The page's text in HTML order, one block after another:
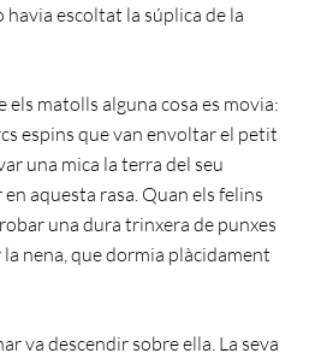
escoltat la súplica de la
els matolls alguna cosa es movia:
espins que van envoltar el petit
una mica la terra del seu
aquesta rasa. Quan els felins
una dura trinxera de punxes
nena, que dormia plàcidament
va descendir sobre ella. La seva